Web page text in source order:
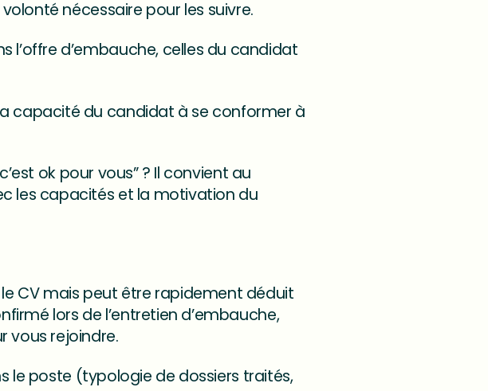
nécessaire pour les suivre.
l’offre d’embauche, celles du candidat
capacité du candidat à se conformer à
ok pour vous” ? Il convient au
les capacités et la motivation du
CV mais peut être rapidement déduit
lors de l’entretien d’embauche,
vous rejoindre.
le poste (typologie de dossiers traités,